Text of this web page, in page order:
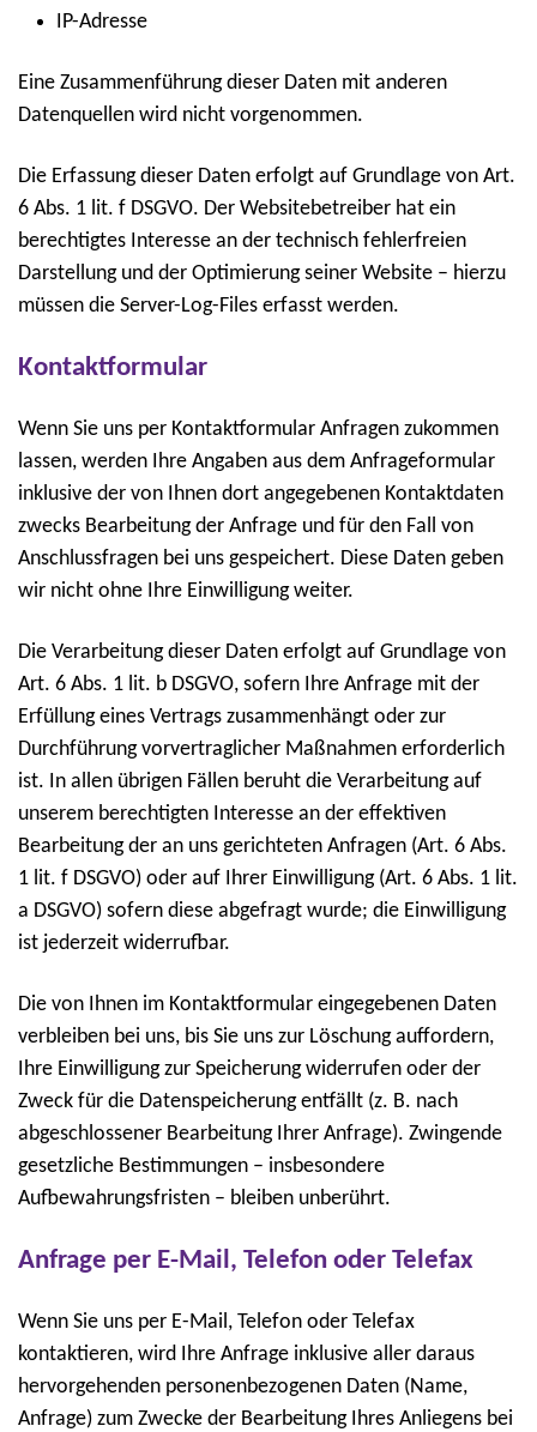
IP-Adresse
Eine Zusammenführung dieser Daten mit anderen
Datenquellen wird nicht vorgenommen.
Die Erfassung dieser Daten erfolgt auf Grundlage von Art.
6 Abs. 1 lit. f DSGVO. Der Websitebetreiber hat ein
berechtigtes Interesse an der technisch fehlerfreien
Darstellung und der Optimierung seiner Website – hierzu
müssen die Server-Log-Files erfasst werden.
Kontaktformular
Wenn Sie uns per Kontaktformular Anfragen zukommen
lassen, werden Ihre Angaben aus dem Anfrageformular
inklusive der von Ihnen dort angegebenen Kontaktdaten
zwecks Bearbeitung der Anfrage und für den Fall von
Anschlussfragen bei uns gespeichert. Diese Daten geben
wir nicht ohne Ihre Einwilligung weiter.
Die Verarbeitung dieser Daten erfolgt auf Grundlage von
Art. 6 Abs. 1 lit. b DSGVO, sofern Ihre Anfrage mit der
Erfüllung eines Vertrags zusammenhängt oder zur
Durchführung vorvertraglicher Maßnahmen erforderlich
ist. In allen übrigen Fällen beruht die Verarbeitung auf
unserem berechtigten Interesse an der effektiven
Bearbeitung der an uns gerichteten Anfragen (Art. 6 Abs.
1 lit. f DSGVO) oder auf Ihrer Einwilligung (Art. 6 Abs. 1 lit.
a DSGVO) sofern diese abgefragt wurde; die Einwilligung
ist jederzeit widerrufbar.
Die von Ihnen im Kontaktformular eingegebenen Daten
verbleiben bei uns, bis Sie uns zur Löschung auffordern,
Ihre Einwilligung zur Speicherung widerrufen oder der
Zweck für die Datenspeicherung entfällt (z. B. nach
abgeschlossener Bearbeitung Ihrer Anfrage). Zwingende
gesetzliche Bestimmungen – insbesondere
Aufbewahrungsfristen – bleiben unberührt.
Anfrage per E-Mail, Telefon oder Telefax
Wenn Sie uns per E-Mail, Telefon oder Telefax
kontaktieren, wird Ihre Anfrage inklusive aller daraus
hervorgehenden personenbezogenen Daten (Name,
Anfrage) zum Zwecke der Bearbeitung Ihres Anliegens bei